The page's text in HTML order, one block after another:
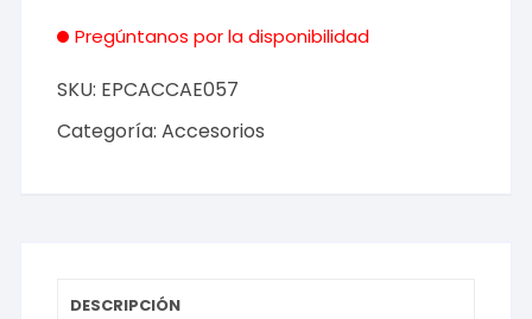
Pregúntanos por la disponibilidad
SKU: EPCACCAE057
Categoría:Accesorios
DESCRIPCIÓN